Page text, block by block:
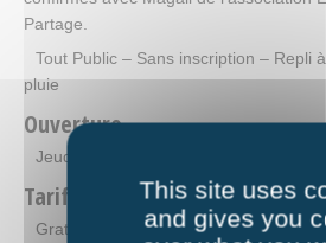
Partage.
Tout Public – Sans inscription – Repli
pluie
Ouverture
Jeudi 11 mai 2023 de 10h à 11h15.
Tarifs
Gratuit.
This site uses
and gives you